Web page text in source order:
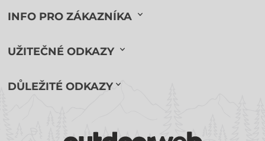
INFO PRO ZÁKAZNÍKA
UŽITEČNÉ ODKAZY
DŮLEŽITÉ ODKAZY